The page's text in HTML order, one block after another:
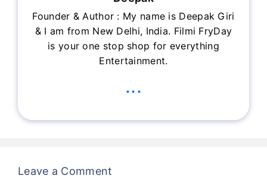
Founder & Author : My name is Deepak Giri
& I am from New Delhi, India. Filmi FryDay
is your one stop shop for everything
Entertainment.
...
Leave a Comment